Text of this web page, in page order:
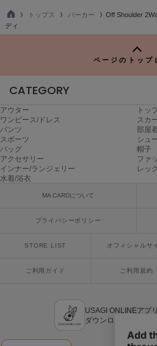
MIESROHE
ミースロエ
ミラオーウェン
MOIGE
モワージュ
MUCHA
ミュシャ
ネズ
NIKE
TO
P
トップス パーカー
Off Shoulder
ディ
ページのトップ
CATEGORY
アウター
トッ
ワンピース/ドレス
スカ
パンツ
部屋
スポーツ
シュ
バッグ
帽子
アクセサリー
ファ
インナー/ランジェリー
レッ
水着/浴衣
MA CARDについて
プライバシーポリシー
STORE LIST オフィシャルサ
ご利用ガイド ご利用規約
USAGI ONLINEアプリ
ダウンロードはこちら